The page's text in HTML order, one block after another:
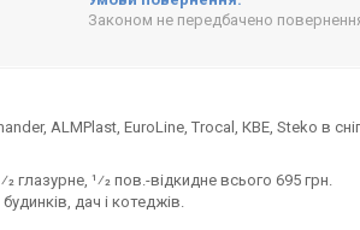
Законом не передбачено
ALMPlast, EuroLine, Trocal, КВЕ, Steko в
глазурне, 1⁄2 пов.-відкидне всього 695 грн.
дач і котеджів.